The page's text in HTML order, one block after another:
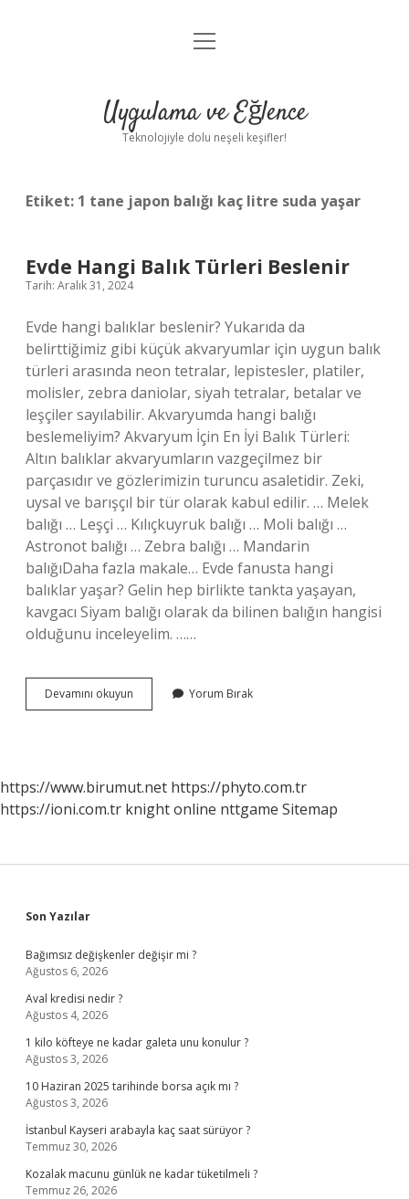
Anasayfa
Yasal Uyarı
menüyü
Uygulama ve Eğlence
Teknolojiyle dolu neşeli keşifler!
Etiket: 1 tane japon balığı kaç litre suda yaşar
Evde Hangi Balık Türleri Beslenir
Tarih: Aralık 31, 2024
Evde hangi balıklar beslenir? Yukarıda da
belirttiğimiz gibi küçük akvaryumlar için uygun balık
türleri arasında neon tetralar, lepistesler, platiler,
molisler, zebra daniolar, siyah tetralar, betalar ve
leşçiler sayılabilir. Akvaryumda hangi balığı
beslemeliyim? Akvaryum İçin En İyi Balık Türleri:
Altın balıklar akvaryumların vazgeçilmez bir
parçasıdır ve gözlerimizin turuncu asaletidir. Zeki,
uysal ve barışçıl bir tür olarak kabul edilir. … Melek
balığı … Leşçi … Kılıçkuyruk balığı … Moli balığı …
Astronot balığı … Zebra balığı … Mandarin
balığıDaha fazla makale… Evde fanusta hangi
balıklar yaşar? Gelin hep birlikte tankta yaşayan,
kavgacı Siyam balığı olarak da bilinen balığın hangisi
olduğunu inceleyelim. ……
Devamını okuyun
Hangi
Yorum Bırak
https://www.birumut.net https://phyto.com.tr
https://ioni.com.tr knight online nttgame Sitemap
Sidebar
Son Yazılar
Bağımsız değişkenler değişir mi ?
Ağustos 6, 2026
Aval kredisi nedir ?
Ağustos 4, 2026
1 kilo köfteye ne kadar galeta unu konulur ?
Ağustos 3, 2026
10 Haziran 2025 tarihinde borsa açık mı ?
Ağustos 3, 2026
İstanbul Kayseri arabayla kaç saat sürüyor ?
Temmuz 30, 2026
Kozalak macunu günlük ne kadar tüketilmeli ?
Temmuz 26, 2026